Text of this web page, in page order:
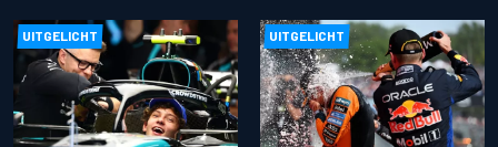
UITGELICHT UITGELICHT